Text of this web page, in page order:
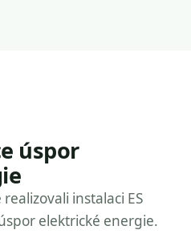
úspor
instalaci ES
elektrické energie.